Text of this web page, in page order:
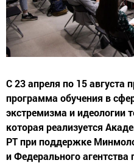
С 23 апреля по 15 августа
программа обучения в
экстремизма и идеологии
которая реализуется
РТ при поддержке
и Федерального